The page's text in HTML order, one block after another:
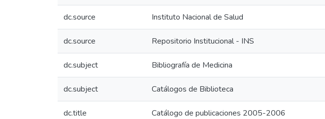
dc.source Instituto Nacional de Salud
dc.source Repositorio Institucional - INS
dc.subject Bibliografía de Medicina
dc.subject Catálogos de Biblioteca
dc.title Catálogo de publicaciones 2005-2006